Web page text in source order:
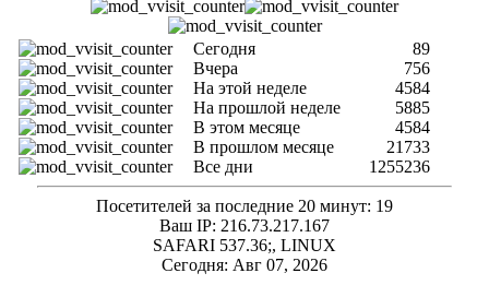
Сегодня
89
Вчера
756
На этой неделе
4584
На прошлой неделе
5885
В этом месяце
4584
В прошлом месяце
21733
Все дни
1255236
Посетителей за последние 20 минут: 19
Ваш IP: 216.73.217.167
SAFARI 537.36;, LINUX
Сегодня: Авг 07, 2026